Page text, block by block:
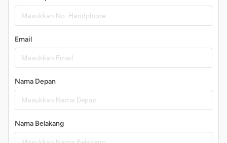
Email
Nama Depan
Nama Belakang